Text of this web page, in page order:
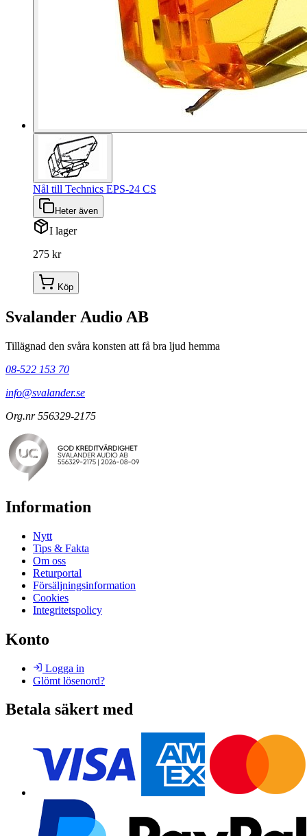
Nål till Technics EPS-24 CS
Heter även
I lager
275 kr
Köp
Svalander Audio AB
Tillägnad den svåra konsten att få bra ljud hemma
08-522 153 70
info@svalander.se
Org.nr 556329-2175
Information
Nytt
Tips & Fakta
Om oss
Returportal
Försäljningsinformation
Cookies
Integritetspolicy
Konto
Logga in
Glömt lösenord?
Betala säkert med